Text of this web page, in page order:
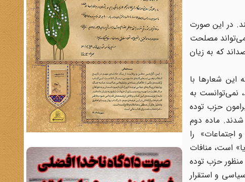
در این صورت
مصلحت
که به زیان
که این شعارها با
نمی‌توانست به
حزب توده
ماده دوم
و اجتماعات» را
است، منافات
منظور حزب توده
و استقرار